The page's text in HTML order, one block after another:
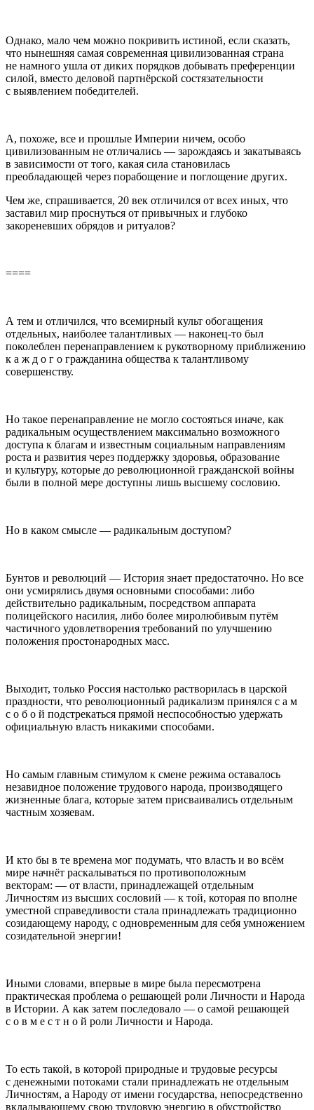
Однако, мало чем можно покривить истиной, если сказать,
что нынешняя самая современная цивилизованная страна
не намного ушла от диких порядков добывать преференции
силой, вместо деловой партнёрской состязательности
с выявлением победителей.
А, похоже, все и прошлые Империи ничем, особо
цивилизованным не отличались — зарождаясь и закатываясь
в зависимости от того, какая сила становилась
преобладающей через порабощение и поглощение других.
Чем же, спрашивается, 20 век отличился от всех иных, что
заставил мир проснуться от привычных и глубоко
закореневших обрядов и ритуалов?
====
А тем и отличился, что всемирный культ обогащения
отдельных, наиболее талантливых — наконец-то был
поколеблен перенаправлением к рукотворному приближению
к а ж д о г о гражданина общества к талантливому
совершенству.
Но такое перенаправление не могло состояться иначе, как
радикальным осуществлением максимально возможного
доступа к благам и известным социальным направлениям
роста и развития через поддержку здоровья, образование
и культуру, которые до революционной гражданской войны
были в полной мере доступны лишь высшему сословию.
Но в каком смысле — радикальным доступом?
Бунтов и революций — История знает предостаточно. Но все
они усмирялись двумя основными способами: либо
действительно радикальным, посредством аппарата
полицейского насилия, либо более миролюбивым путём
частичного удовлетворения требований по улучшению
положения простонародных масс.
Выходит, только Россия настолько растворилась в царской
праздности, что революционный радикализм принялся с а м
с о б о й подстрекаться прямой неспособностью удержать
официальную власть никакими способами.
Но самым главным стимулом к смене режима оставалось
незавидное положение трудового народа, производящего
жизненные блага, которые затем присваивались отдельным
частным хозяевам.
И кто бы в те времена мог подумать, что власть и во всём
мире начнёт раскалываться по противоположным
векторам: — от власти, принадлежащей отдельным
Личностям из высших сословий — к той, которая по вполне
уместной справедливости стала принадлежать традиционно
созидающему народу, с одновременным для себя умножением
созидательной энергии!
Иными словами, впервые в мире была пересмотрена
практическая проблема о решающей роли Личности и Народа
в Истории. А как затем последовало — о самой решающей
с о в м е с т н о й роли Личности и Народа.
То есть такой, в которой природные и трудовые ресурсы
с денежными потоками стали принадлежать не отдельным
Личностям, а Народу от имени государства, непосредственно
вкладывающему свою трудовую энергию в обустройство